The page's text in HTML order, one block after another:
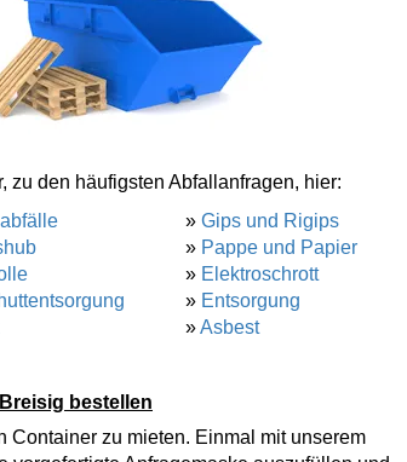
zu den häufigsten Abfallanfragen, hier:
»Gips und Rigips
» Pappe und Papier
» Elektroschrott
» Entsorgung
»Asbest
bestellen
zu mieten. Einmal mit unserem